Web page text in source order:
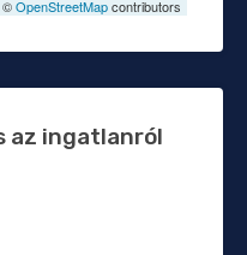
©OpenStreetMapcontributors
az ingatlanról